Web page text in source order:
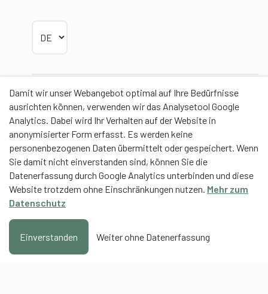
Damit wir unser Webangebot optimal auf Ihre Bedürfnisse
ausrichten können, verwenden wir das Analysetool Google
Analytics. Dabei wird Ihr Verhalten auf der Website in
anonymisierter Form erfasst. Es werden keine
personenbezogenen Daten übermittelt oder gespeichert. Wenn
Sie damit nicht einverstanden sind, können Sie die
Datenerfassung durch Google Analytics unterbinden und diese
Website trotzdem ohne Einschränkungen nutzen. Mehr zum
Datenschutz
Einverstanden Weiter ohne Datenerfassung
Partner
Contentpartner
Eidgenössische Hochschule für Sport Magglingen
EHSM